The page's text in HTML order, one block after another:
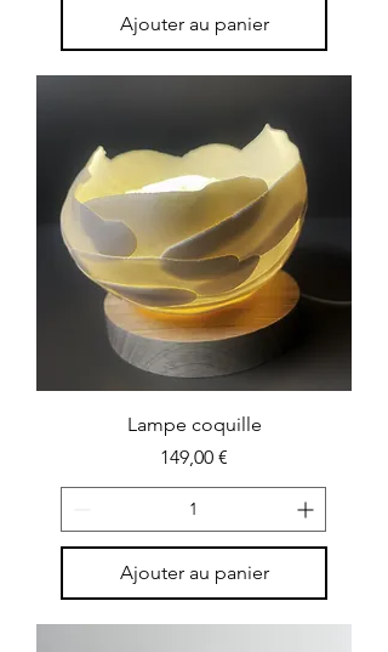
Ajouter au panier
Lampe coquille
Prix
149,00 €
Ajouter au panier